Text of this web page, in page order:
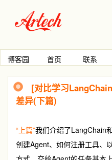
博客园 首页 联系
[对比学习
差异(下篇)
“上篇”我们介绍了LangChain
创建Agent、如何注册工具、